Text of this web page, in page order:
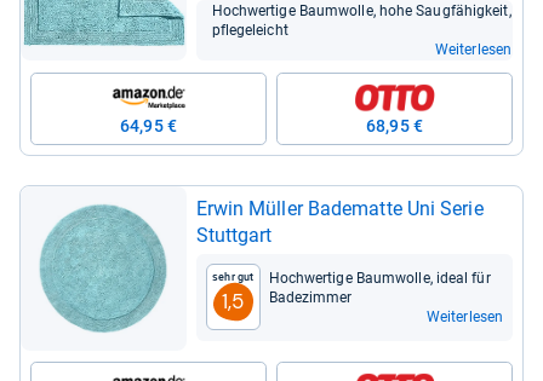
Hoch­wer­tige Baum­wolle, hohe Saug­fä­hig­keit,
pfle­ge­leicht
Weiterlesen
64,95 € 68,95 €
Erwin Mül­ler Bade­matte Uni Serie
Stutt­gart
Sehr gut
1,5
Hoch­wer­tige Baum­wolle, ideal für
Bade­zim­mer
Weiterlesen